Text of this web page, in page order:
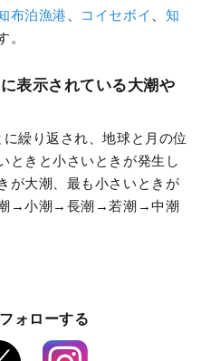
布泊漁港 コイセボイ
知
。
表示されている大潮や
繰り返され、地球と月の位
ときと小さいときが発生し
が大潮、最も小さいときが
→小潮→長潮→若潮→中潮
ォローする